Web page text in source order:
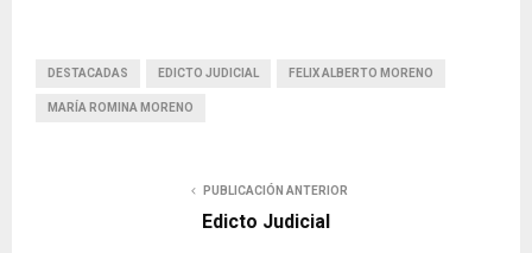
DESTACADAS EDICTO JUDICIAL FELIX ALBERTO MORENO
MARÍA ROMINA MORENO
PUBLICACIÓN ANTERIOR
Edicto Judicial